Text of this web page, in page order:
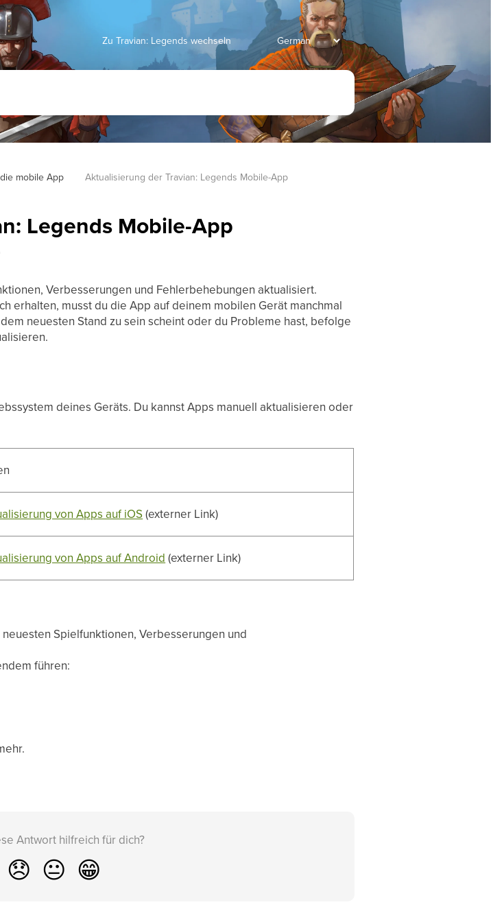
Zu Travian: Legends wechseln
mobile App Aktualisierung der Travian: Legends Mobile-App
Legends Mobile-App
Verbesserungen und Fehlerbehebungen aktualisiert.
erhalten, musst du die App auf deinem mobilen Gerät manchmal
neuesten Stand zu sein scheint oder du Probleme hast, befolge
deines Geräts. Du kannst Apps manuell aktualisieren oder
von Apps auf iOS(externer Link)
von Apps auf Android (externer Link)
Spielfunktionen, Verbesserungen und
führen:
Antwort hilfreich für dich?
😞 😐 😁